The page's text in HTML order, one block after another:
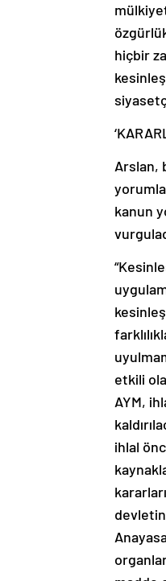
hiçbir
Arslan,
kanun
etkili
AYM,
ihlal